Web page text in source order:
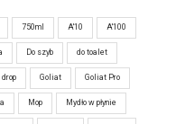
750ml A'10 A'100
Do szyb do toalet
drop Goliat Goliat Pro
Mop Mydło w płynie